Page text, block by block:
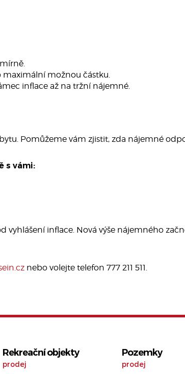
možnou částku.
inflace až na tržní nájemné.
Pomůžeme vám zjistit, zda nájemné
s vámi:
vyhlášení inflace. Nová výše nájemného
nebo volejte telefon 777 211 511.
Rekreační objekty
prodej
Pozemky
prodej